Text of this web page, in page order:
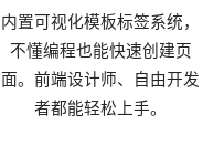
内置可视化模板标签系统，
不懂编程也能快速创建页
面。前端设计师、自由开发
者都能轻松上手。